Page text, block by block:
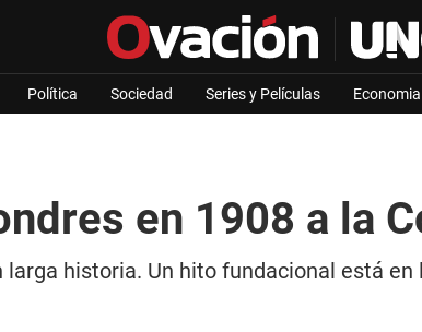
Política Sociedad Series y Películas Economia
en 1908 a la
historia. Un hito fundacional está